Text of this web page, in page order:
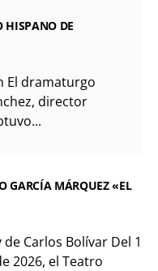
HISPANO DE
El dramaturgo
director
GARCÍA MÁRQUEZ «EL
Carlos Bolívar Del 1
2026, el Teatro